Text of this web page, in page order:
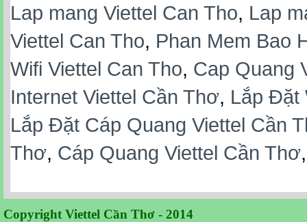
Lap mang Viettel Can Tho, Lap
Viettel Can Tho, Phan Mem Bao
Wifi Viettel Can Tho, Cap Quang
Internet Viettel Cần Thơ, Lắp Đặt
Lắp Đặt Cáp Quang Viettel Cần
Thơ, Cáp Quang Viettel Cần Thơ
Copyright Viettel Cần Thơ - 2014